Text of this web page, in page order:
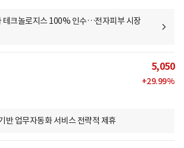
테크놀로지스 100% 인수…전자피부 시장
5,050
+29.99%
반 업무자동화 서비스 전략적 제휴